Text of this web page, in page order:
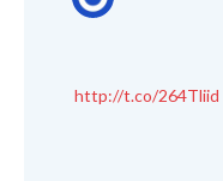
http://t.co/264Tliid